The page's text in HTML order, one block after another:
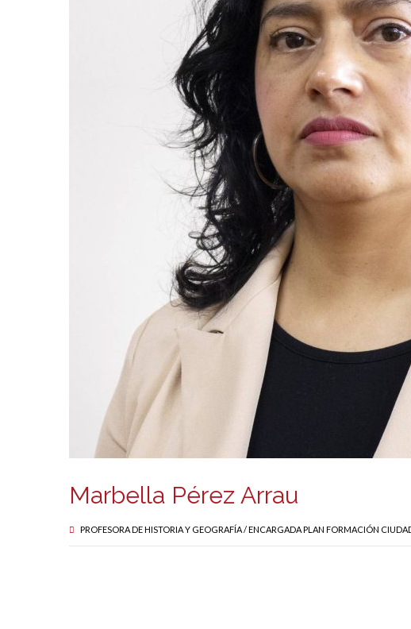
Marbella Pérez Arrau
PROFESORA DE HISTORIA Y GEOGRAFÍA / ENCARGADA PLAN FORMACIÓN